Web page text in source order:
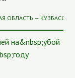
ОБЛАСТЬ — КУЗБАСС